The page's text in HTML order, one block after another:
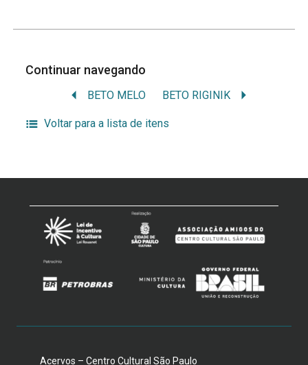
Continuar navegando
BETO MELO BETO RIGINIK
Voltar para a lista de itens
Acervos – Centro Cultural São Paulo